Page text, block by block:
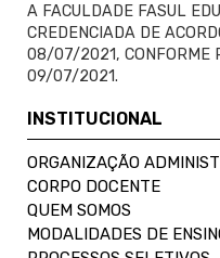
A FACULDADE FASUL
CREDENCIADA DE
08/07/2021, CONFORME
09/07/2021.
INSTITUCIONAL
ORGANIZAÇÃO
CORPO DOCENTE
QUEM SOMOS
MODALIDADES DE